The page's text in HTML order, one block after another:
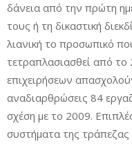
δάνεια από την πρώτη
τους ή τη δικαστική
λιανική το προσωπικό
τετραπλασιασθεί από
επιχειρήσεων
αναδιαρθρώσεις 84
σχέση με το 2009.
συστήματα της τράπεζας